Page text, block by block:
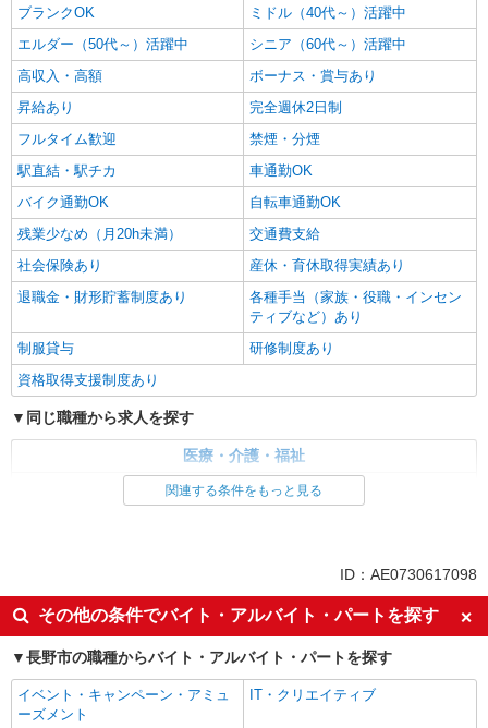
派遣社員
株式会社kotrio /●MT-H-2093968
＼健康的に働こう／利用者さんと一緒に体操や
リハビリサポート等
時給1500円〜2125円 ＜日払い有/週払い有/交
通費全支給(ガソリン代含む)＞
キープ 詳細を見る
派遣社員
株式会社kotrio /●MT-H-2009200
向かう先は、笑顔の待つ場所！デイサービスの
サポート＆送迎STAFF
時給1500円〜2125円 ＜日払い有/週払い有/交
通費全支給(ガソリン代含む)＞
長野市
時給1500円〜2125円 ＜日払い有/週払い有/交
通費全支給(ガソリン代含む)＞
長野市内≪最寄り駅：権堂≫
キープ 詳細を見る
ブランクOK
ミドル（40代～）活躍中
エルダー（50代～）活躍中
シニア（60代～）活躍中
高収入・高額
ボーナス・賞与あり
昇給あり
完全週休2日制
フルタイム歓迎
禁煙・分煙
駅直結・駅チカ
車通勤OK
バイク通勤OK
自転車通勤OK
残業少なめ（月20h未満）
交通費支給
社会保険あり
産休・育休取得実績あり
退職金・財形貯蓄制度あり
各種手当（家族・役職・インセン
ティブなど）あり
制服貸与
研修制度あり
資格取得支援制度あり
同じ職種から求人を探す
医療・介護・福祉
ボーナス・賞与あり
車通勤OK
交通費支給
社会保険あり
産休・育休取得実績あり
関連する条件をもっと見る
ID：AE0730617098
その他の条件でバイト・アルバイト・パートを探す
長野市の職種からバイト・アルバイト・パートを探す
イベント・キャンペーン・アミュ
ーズメント
IT・クリエイティブ